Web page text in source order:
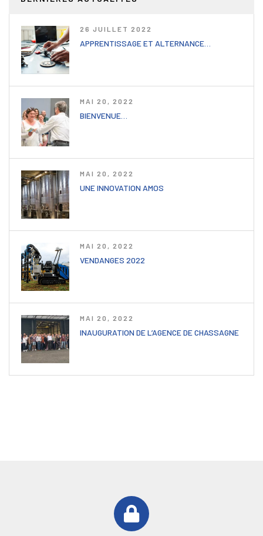
APPRENTISSAGE ET ALTERNANCE…
26 JUILLET 2022
BIENVENUE…
MAI 20, 2022
UNE INNOVATION AMOS
MAI 20, 2022
VENDANGES 2022
MAI 20, 2022
INAUGURATION DE L’AGENCE DE CHASSAGNE
MAI 20, 2022